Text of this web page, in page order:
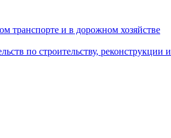
транспорте и в дорожном хозяйстве
по строительству, реконструкции